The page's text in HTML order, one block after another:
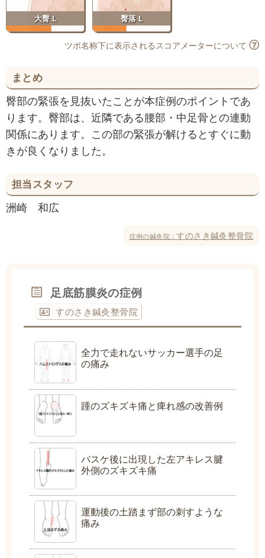
大臀 L 臀落 L
ツボ名称下に表示されるスコアメーターについて
まとめ
臀部の緊張を見抜いたことが本症例のポイントであ
ります。臀部は、近隣である腰部・中足骨との連動
関係にあります。この部の緊張が解けるとすぐに動
きが良くなりました。
担当スタッフ
洲崎 和広
症例の鍼灸院：すのさき鍼灸整骨院
足底筋膜炎の症例
すのさき鍼灸整骨院
全力で走れないサッカー選手の足
の痛み
踵のズキズキ痛と痺れ感の改善例
バスケ後に出現した左アキレス腱
外側のズキズキ痛
運動後の土踏まず部の刺すような
痛み